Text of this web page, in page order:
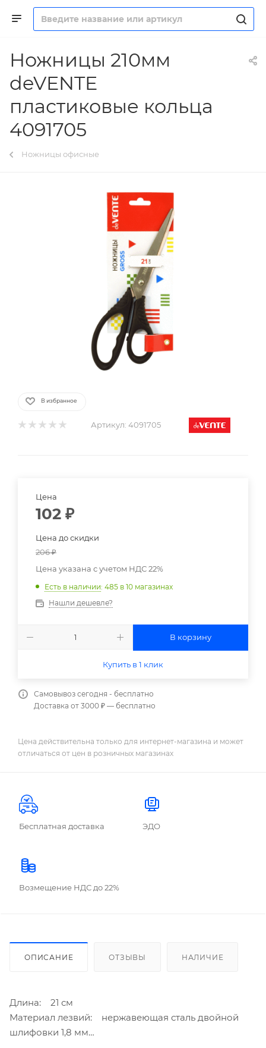
Ножницы 210мм
deVENTE
пластиковые кольца
4091705
Ножницы офисные
В избранное
Артикул: 4091705
Цена
102 ₽
Цена до скидки
206₽
Цена указана с учетом НДС 22%
Есть в наличии: 485 в 10 магазинах
Нашли дешевле?
В корзину
Купить в 1 клик
Самовывоз сегодня - бесплатно
Доставка от 3000 ₽ — бесплатно
Цена действительна только для интернет-магазина и может
отличаться от цен в розничных магазинах
Бесплатная доставка ЭДО
Возмещение НДС до 22%
ОПИСАНИЕ ОТЗЫВЫ НАЛИЧИЕ
Длина: 21 см
Материал лезвий: нержавеющая сталь двойной
шлифовки 1,8 мм